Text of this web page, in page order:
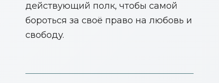
действующий полк, чтобы самой
бороться за своё право на любовь и
свободу.